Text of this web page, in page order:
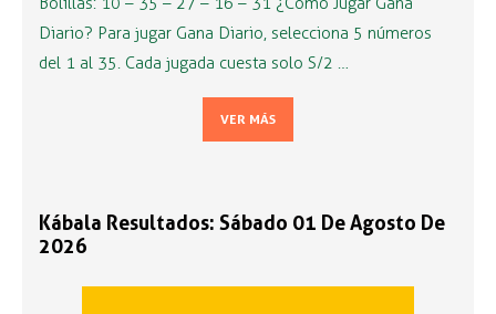
Diario? Para jugar Gana Diario, selecciona 5 números
del 1 al 35. Cada jugada cuesta solo S/2 …
VER MÁS
Kábala Resultados: Sábado 01 De Agosto De
2026